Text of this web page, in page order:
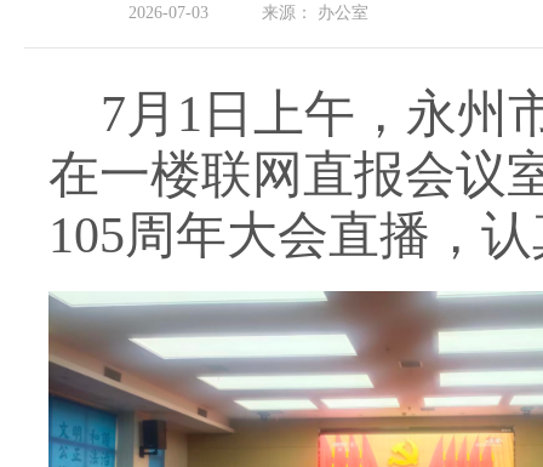
2026-07-03 来源： 办公室
7月1日上午，永州
在一楼联网直报会议
105周年大会直播，